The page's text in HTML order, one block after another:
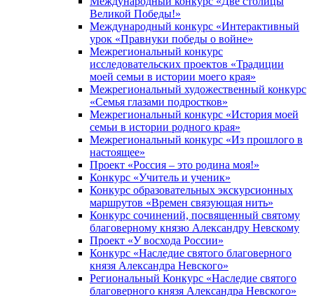
Великой Победы!»
Международный конкурс «Интерактивный
урок «Правнуки победы о войне»
Межрегиональный конкурс
исследовательских проектов «Традиции
моей семьи в истории моего края»
Межрегиональный художественный конкурс
«Семья глазами подростков»
Межрегиональный конкурс «История моей
семьи в истории родного края»
Межрегиональный конкурс «Из прошлого в
настоящее»
Проект «Россия – это родина моя!»
Конкурс «Учитель и ученик»
Конкурс образовательных экскурсионных
маршрутов «Времен связующая нить»
Конкурс сочинений, посвященный святому
благоверному князю Александру Невскому
Проект «У восхода России»
Конкурс «Наследие святого благоверного
князя Александра Невского»
Региональный Конкурс «Наследие святого
благоверного князя Александра Невского»